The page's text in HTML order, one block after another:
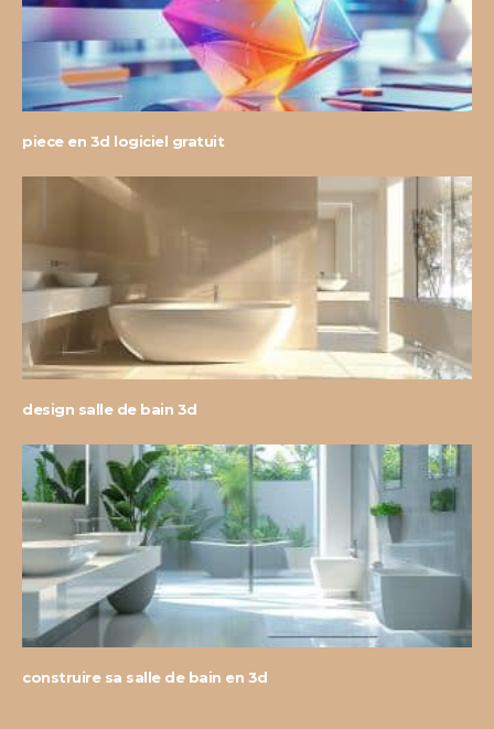
piece en 3d logiciel gratuit
design salle de bain 3d
construire sa salle de bain en 3d